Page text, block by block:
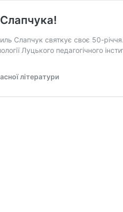
Слапчук святкує своє 50-
Луцького педагогічного
літератури